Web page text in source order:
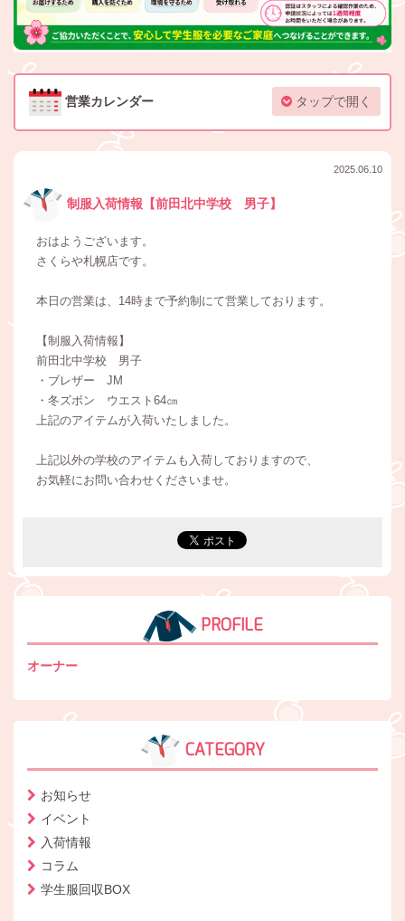
営業カレンダー タップで開く
2025.06.10
制服入荷情報【前田北中学校 男子】
おはようございます。
さくらや札幌店です。
本日の営業は、14時まで予約制にて営業しております。
【制服入荷情報】
前田北中学校 男子
・ブレザー JM
・冬ズボン ウエスト64㎝
上記のアイテムが入荷いたしました。
上記以外の学校のアイテムも入荷しておりますので、
お気軽にお問い合わせくださいませ。
PROFILE
オーナー
CATEGORY
お知らせ
イベント
入荷情報
コラム
学生服回収BOX